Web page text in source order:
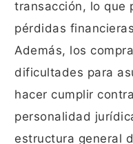
transacción, lo que
pérdidas
Además, los
dificultades para
hacer cumplir
personalidad
estructura general